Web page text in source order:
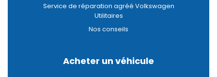
Service de réparation agréé Volkswagen
Utilitaires
Nos conseils
Acheter un véhicule